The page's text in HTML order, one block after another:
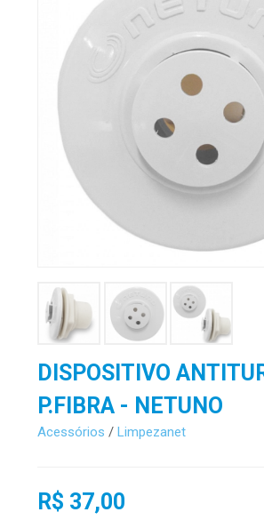
DISPOSITIVO
P.FIBRA - NETUNO
Acessórios / Limpezanet
R$ 37,00